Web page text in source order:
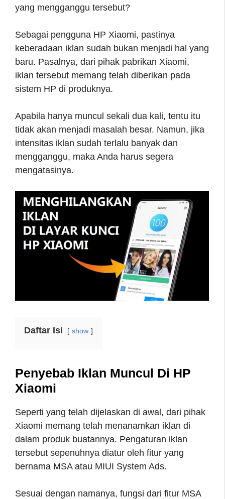
yang mengganggu tersebut?
Sebagai pengguna HP Xiaomi, pastinya
keberadaan iklan sudah bukan menjadi hal yang
baru. Pasalnya, dari pihak pabrikan Xiaomi,
iklan tersebut memang telah diberikan pada
sistem HP di produknya.
Apabila hanya muncul sekali dua kali, tentu itu
tidak akan menjadi masalah besar. Namun, jika
intensitas iklan sudah terlalu banyak dan
mengganggu, maka Anda harus segera
mengatasinya.
Daftar Isi show
Penyebab Iklan Muncul Di HP
Xiaomi
Seperti yang telah dijelaskan di awal, dari pihak
Xiaomi memang telah menanamkan iklan di
dalam produk buatannya. Pengaturan iklan
tersebut sepenuhnya diatur oleh fitur yang
bernama MSA atau MIUI System Ads.
Sesuai dengan namanya, fungsi dari fitur MSA